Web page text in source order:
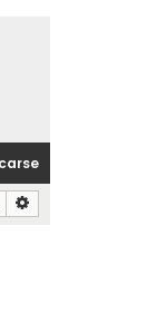
Buscar